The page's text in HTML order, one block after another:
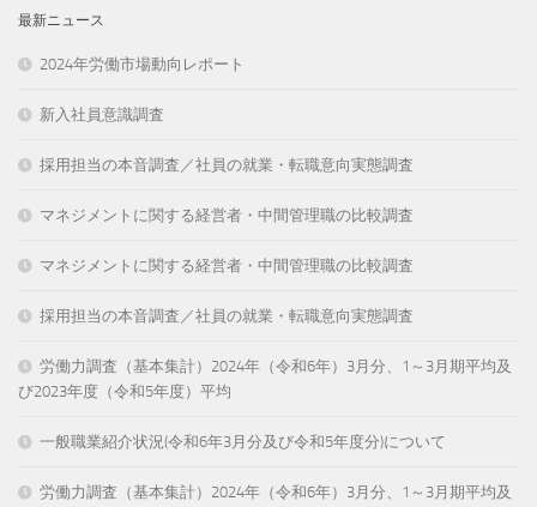
最新ニュース
2024年労働市場動向レポート
新入社員意識調査
採用担当の本音調査／社員の就業・転職意向実態調査
マネジメントに関する経営者・中間管理職の比較調査
マネジメントに関する経営者・中間管理職の比較調査
採用担当の本音調査／社員の就業・転職意向実態調査
労働力調査（基本集計）2024年（令和6年）3月分、1～3月期平均及
び2023年度（令和5年度）平均
一般職業紹介状況(令和6年3月分及び令和5年度分)について
労働力調査（基本集計）2024年（令和6年）3月分、1～3月期平均及